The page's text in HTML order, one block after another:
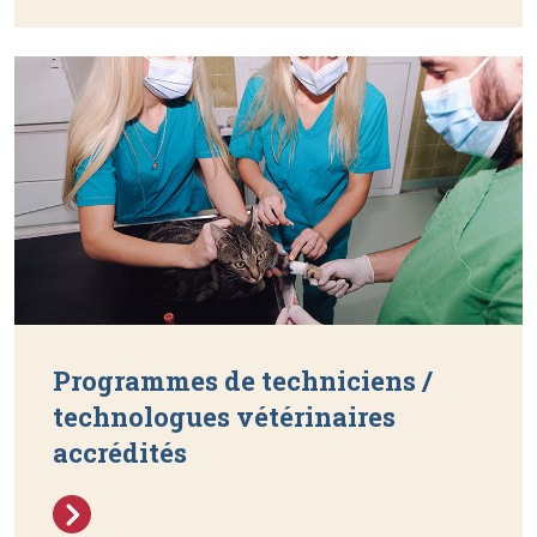
Programmes de techniciens /
technologues vétérinaires
accrédités